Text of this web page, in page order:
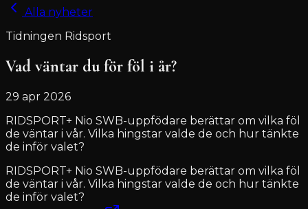
Alla nyheter
Tidningen Ridsport
Vad väntar du för föl i år?
29 apr 2026
RIDSPORT+ Nio SWB-uppfödare berättar om vilka föl
de väntar i vår. Vilka hingstar valde de och hur tänkte
de inför valet?
RIDSPORT+ Nio SWB-uppfödare berättar om vilka föl
de väntar i vår. Vilka hingstar valde de och hur tänkte
de inför valet?